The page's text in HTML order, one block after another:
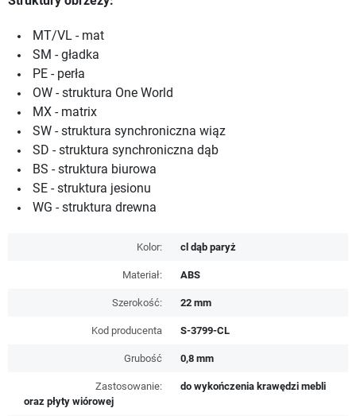
MT/VL - mat
SM - gładka
PE - perła
OW - struktura One World
MX - matrix
SW - struktura synchroniczna wiąz
SD - struktura synchroniczna dąb
BS - struktura biurowa
SE - struktura jesionu
WG - struktura drewna
Kolor: cl dąb paryż
Materiał: ABS
Szerokość: 22 mm
Kod producenta S-3799-CL
Grubość 0,8 mm
Zastosowanie:
do wykończenia krawędzi mebli
oraz płyty wiórowej